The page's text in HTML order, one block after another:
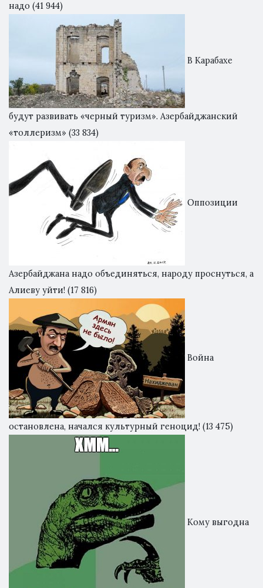
надо (41 944)
В Карабахе
будут развивать «черный туризм». Азербайджанский
«толлеризм» (33 834)
Оппозиции
Азербайджана надо объединяться, народу проснуться, а
Алиеву уйти! (17 816)
Война
остановлена, начался культурный геноцид! (13 475)
Кому выгодна